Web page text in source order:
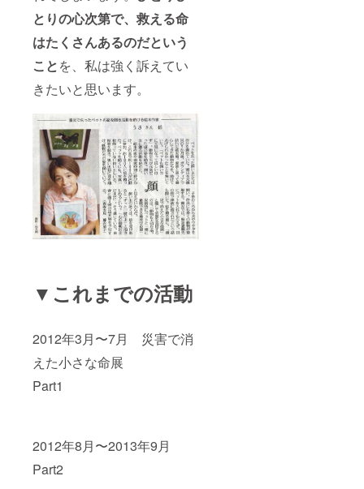
とりの心次第で、救える命
はたくさんあるのだという
ことを、私は強く訴えてい
きたいと思います。
▼これまでの活動
2012年3月〜7月 災害で消
えた小さな命展
Part1
2012年8月〜2013年9月
Part2